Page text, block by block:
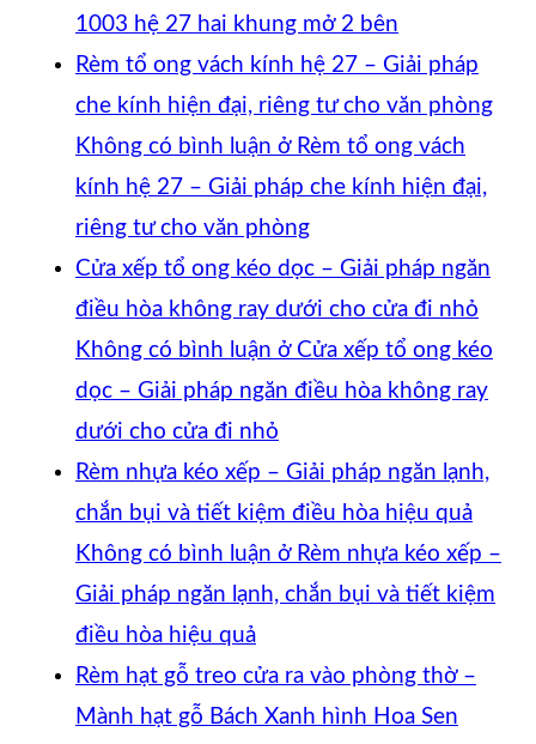
1003 hệ 27 hai khung mở 2 bên
Rèm tổ ong vách kính hệ 27 – Giải pháp
che kính hiện đại, riêng tư cho văn phòng
Không có bình luận ở Rèm tổ ong vách
kính hệ 27 – Giải pháp che kính hiện đại,
riêng tư cho văn phòng
Cửa xếp tổ ong kéo dọc – Giải pháp ngăn
điều hòa không ray dưới cho cửa đi nhỏ
Không có bình luận ở Cửa xếp tổ ong kéo
dọc – Giải pháp ngăn điều hòa không ray
dưới cho cửa đi nhỏ
Rèm nhựa kéo xếp – Giải pháp ngăn lạnh,
chắn bụi và tiết kiệm điều hòa hiệu quả
Không có bình luận ở Rèm nhựa kéo xếp –
Giải pháp ngăn lạnh, chắn bụi và tiết kiệm
điều hòa hiệu quả
Rèm hạt gỗ treo cửa ra vào phòng thờ –
Mành hạt gỗ Bách Xanh hình Hoa Sen